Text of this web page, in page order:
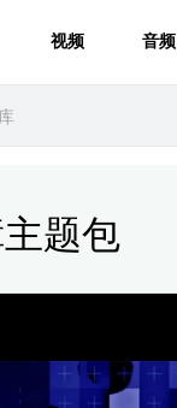
视频 音频
题包